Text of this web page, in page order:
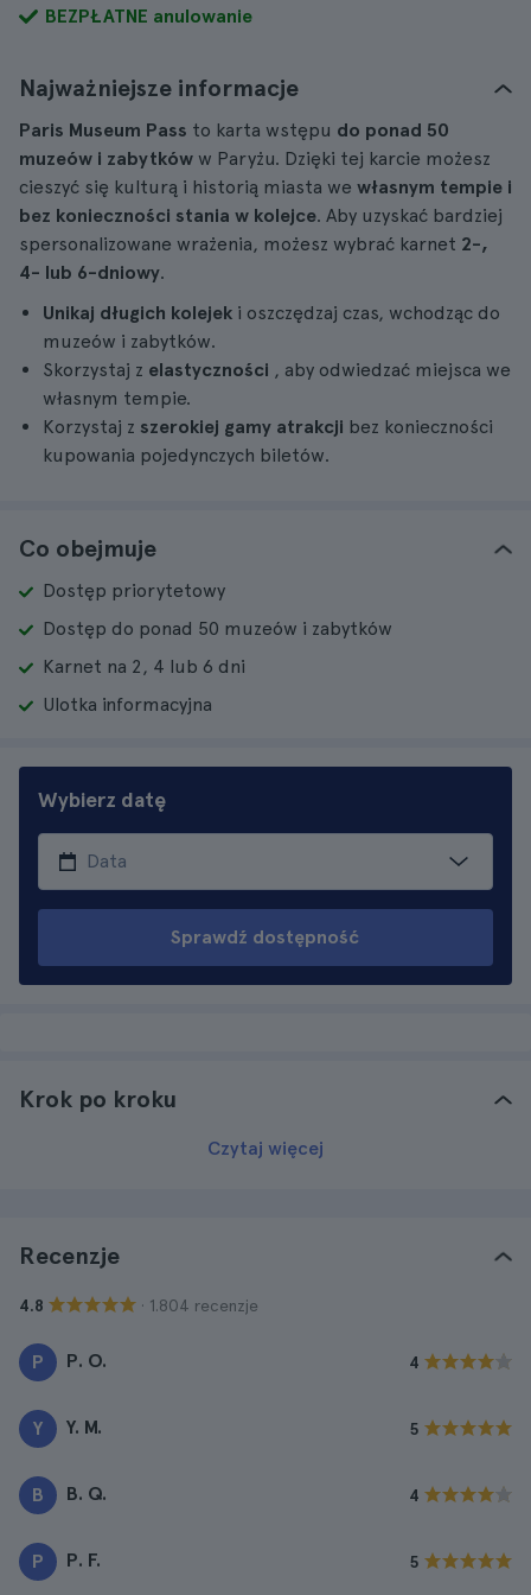
BEZPŁATNE anulowanie
Najważniejsze informacje
Paris Museum Pass to karta wstępu do ponad 50
muzeów i zabytków w Paryżu. Dzięki tej karcie możesz
cieszyć się kulturą i historią miasta we własnym tempie i
bez konieczności stania w kolejce. Aby uzyskać bardziej
spersonalizowane wrażenia, możesz wybrać karnet 2-,
4- lub 6-dniowy.
Unikaj długich kolejek i oszczędzaj czas, wchodząc do
muzeów i zabytków.
Skorzystaj z elastyczności , aby odwiedzać miejsca we
własnym tempie.
Korzystaj z szerokiej gamy atrakcji bez konieczności
kupowania pojedynczych biletów.
Co obejmuje
Dostęp priorytetowy
Dostęp do ponad 50 muzeów i zabytków
Karnet na 2, 4 lub 6 dni
Ulotka informacyjna
Wybierz datę
Sprawdź dostępność
Krok po kroku
Czytaj więcej
Recenzje
4.8 · 1.804 recenzje
P P. O. 4
Y Y. M. 5
B B. Q. 4
P P. F. 5